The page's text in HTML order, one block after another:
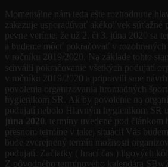
Momentálne nám teda ešte rozhodnutie
zakazuje usporadúvať akékoľvek súťažné
pevne veríme, že už 2. či 3. júna 2020 sa
a budeme môcť pokračovať v
v ročníku 2019/2020. Na základe tohto
schválil pokračovanie všetkých podujatí
v ročníku 2019/2020 a pripravili sme návrh
povolenia organizovania hromadných
hygienikom SR. Ak by povolenie na
podujatí nebolo Hlavným hygienikom SR
júna 2020 , termíny uvedené pod článkom
presnom termíne v takej situácii Vás
bude zverejnený termín možnosti
podujatí. Začiatky ( hrací čas ) ligových kôl
Z pôvodného termínového kalendára